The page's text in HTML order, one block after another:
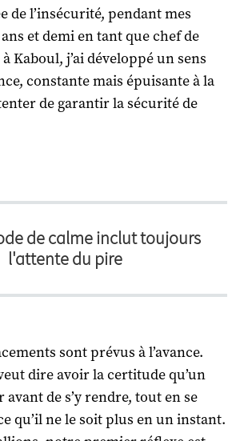
de l’insécurité, pendant mes
et demi en tant que chef de
à Kaboul, j’ai développé un sens
constante mais épuisante à la
de garantir la sécurité de
de calme inclut toujours
du pire
sont prévus à l’avance.
dire avoir la certitude qu’un
de s’y rendre, tout en se
qu’il ne le soit plus en un instant.